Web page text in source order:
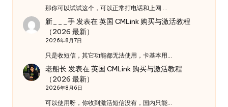
那你可以试试这个，可以正常打电话和上网 …
新___手发表在英国 CMLink 购买与激活教程
（2026 最新）
2026年8月7日
只是收短信，其它功能都无法使用，卡基本用…
老船长 发表在英国 CMLink 购买与激活教程
（2026 最新）
2026年8月6日
可以使用呀，你收到激活短信没有，国内只能…